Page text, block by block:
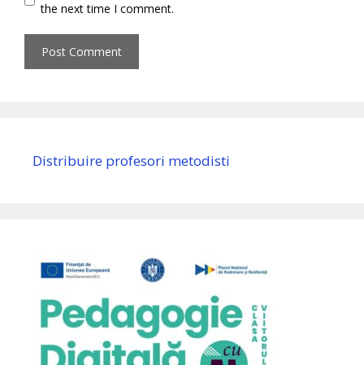
the next time I comment.
Distribuire profesori metodisti